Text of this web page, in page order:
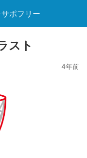
ポフリー
スト
4年前